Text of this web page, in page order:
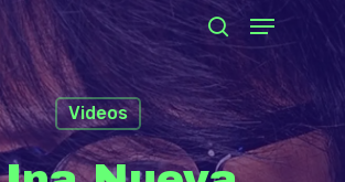
search
Menu
Videos
Menu